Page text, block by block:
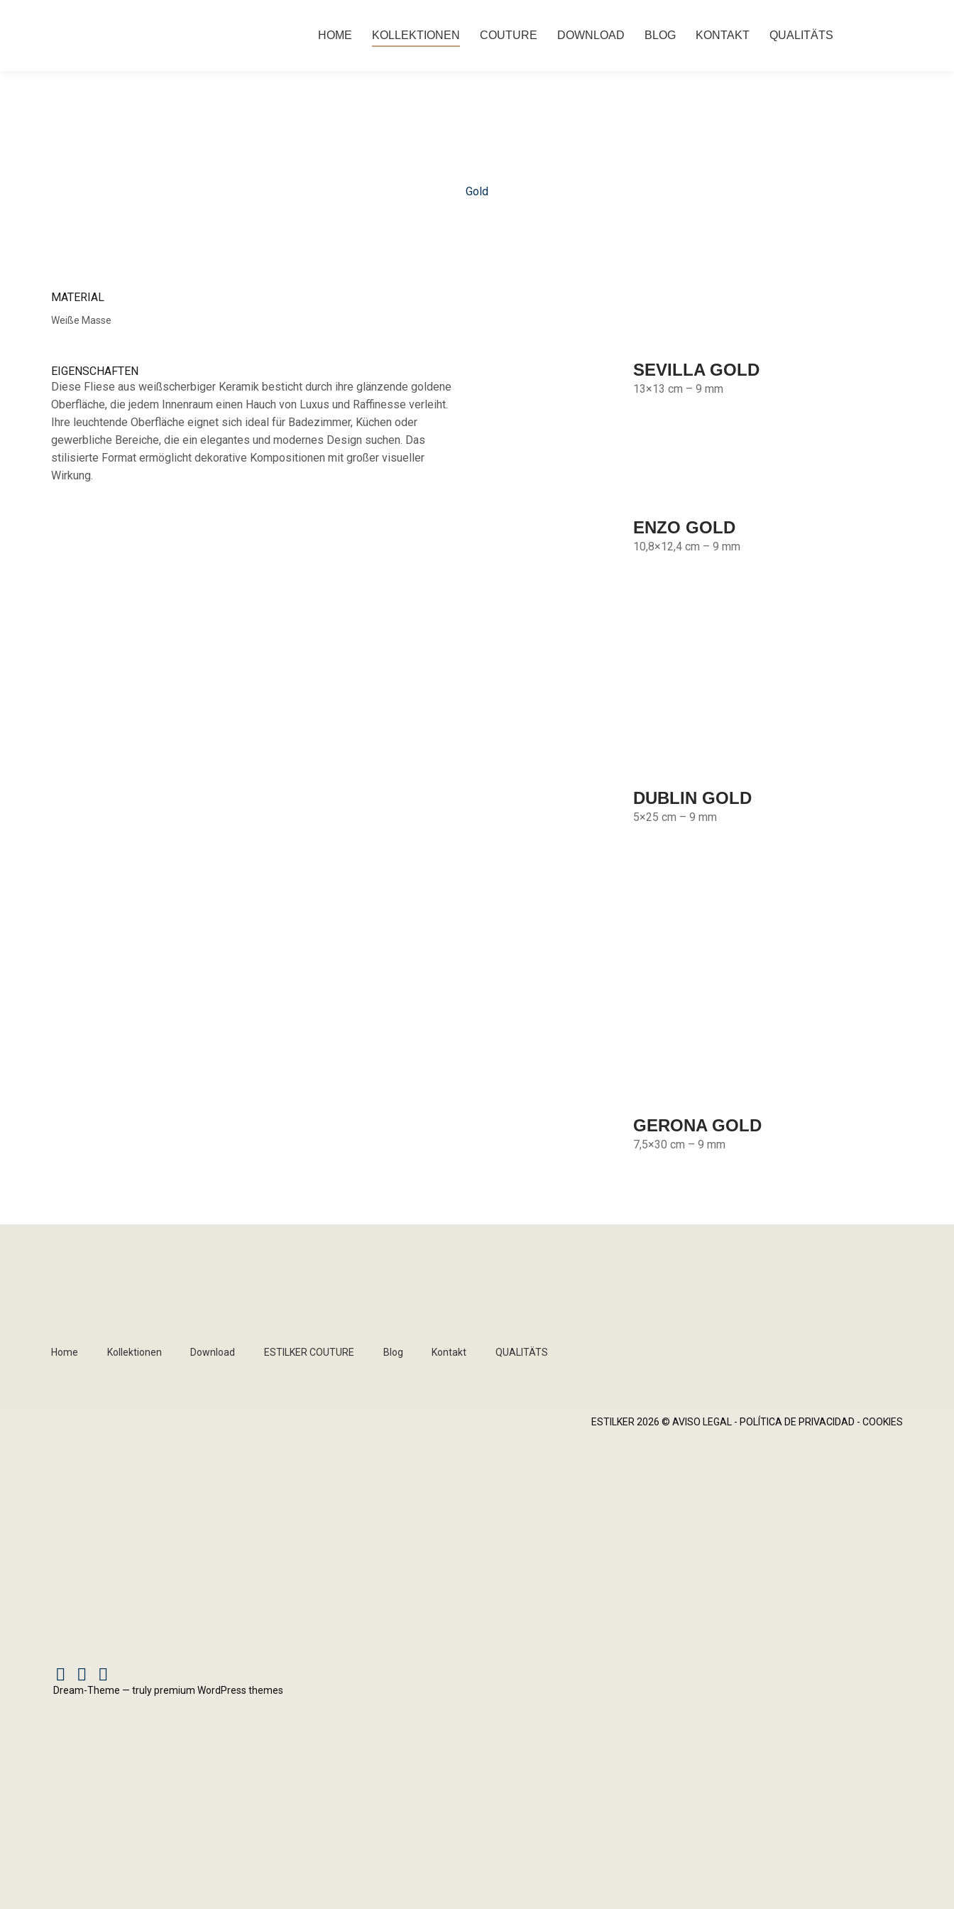
HOME KOLLEKTIONEN COUTURE DOWNLOAD BLOG KONTAKT QUALITÄTS
Gold
MATERIAL
Weiße Masse
EIGENSCHAFTEN
Diese Fliese aus weißscherbiger Keramik besticht durch ihre glänzende goldene
Oberfläche, die jedem Innenraum einen Hauch von Luxus und Raffinesse verleiht.
Ihre leuchtende Oberfläche eignet sich ideal für Badezimmer, Küchen oder
gewerbliche Bereiche, die ein elegantes und modernes Design suchen. Das
stilisierte Format ermöglicht dekorative Kompositionen mit großer visueller
Wirkung.
SEVILLA GOLD
13×13 cm – 9 mm
ENZO GOLD
10,8×12,4 cm – 9 mm
DUBLIN GOLD
5×25 cm – 9 mm
GERONA GOLD
7,5×30 cm – 9 mm
Home Kollektionen Download ESTILKER COUTURE Blog Kontakt QUALITÄTS
FacebookInstagram
X
Dream-Theme — trulypremium WordPress themes
ESTILKER 2026 © AVISO LEGAL - POLÍTICA DE PRIVACIDAD - COOKIES